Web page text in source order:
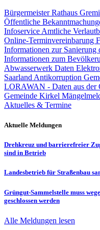
BürgermeisterRathaus
Öffentliche
Infoservice Amtliche
Online-Terminvereinbarung
Informationen zur
Informationen zum
Abwasserwerk Daten
Saarland Antikorruption
LORAWAN - Daten aus der
Gemeinde Kirkel
Aktuelles & Termine
Aktuelle Meldungen
Drehkreuz und barrierefreier
sind in Betrieb
Landesbetrieb für Straßenbau
Grüngut-Sammelstelle muss
geschlossen werden
Alle Meldungen lesen